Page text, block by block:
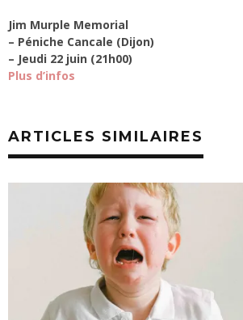
Jim Murple Memorial
– Péniche Cancale (Dijon)
– Jeudi 22 juin (21h00)
Plus d’infos
ARTICLES SIMILAIRES